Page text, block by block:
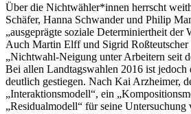
Über die Nichtwähler*innen herrscht
Schäfer, Hanna Schwander und Philip
„ausgeprägte soziale Determiniertheit der
Auch Martin Elff und Sigrid Roßteutscher
„Nichtwahl-Neigung unter Arbeitern seit
Bei allen Landtagswahlen 2016 ist jedoch
deutlich gestiegen. Nach Kai Arzheimer,
„Interaktionsmodell“, ein
„Residualmodell“ für seine